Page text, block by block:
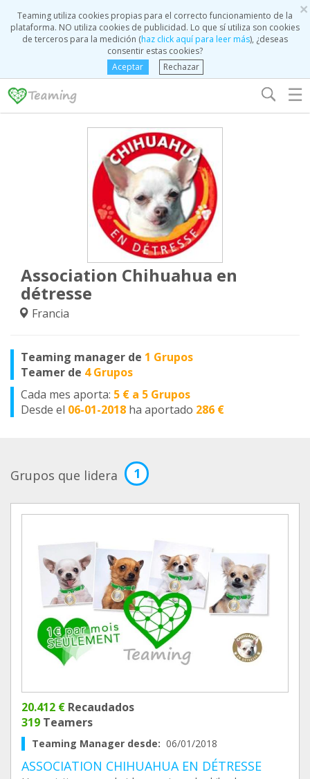
×
Teaming utiliza cookies propias para el correcto funcionamiento de la
plataforma. NO utiliza cookies de publicidad. Lo que sí utiliza son cookies
de terceros para la medición (haz click aquí para leer más), ¿deseas
consentir estas cookies?
Aceptar
Rechazar
☰
Association Chihuahua en
détresse
Francia
Teaming manager de 1 Grupos
Teamer de 4 Grupos
Cada mes aporta: 5 € a 5 Grupos
Desde el 06-01-2018 ha aportado 286 €
Grupos que lidera 1
20.412 € Recaudados
319 Teamers
Teaming Manager desde: 06/01/2018
ASSOCIATION CHIHUAHUA EN DÉTRESSE